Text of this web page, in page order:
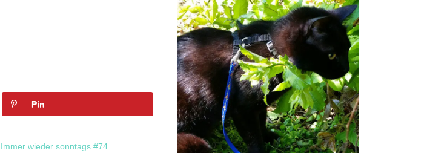
Pin
Immer wieder sonntags #74